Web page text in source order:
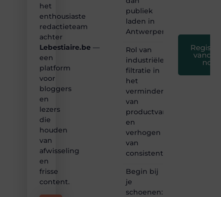
het
enthousiaste
redactieteam
achter
Lebestiaire.be —
een
platform
voor
bloggers
en
lezers
die
houden
van
afwisseling
en
frisse
content.
publiek
laden in
Antwerpen?
Rol van
industriële
filtratie in
het
verminderen
van
productvariatie
en
verhogen
van
consistentie
Begin bij
je
schoenen:
nog